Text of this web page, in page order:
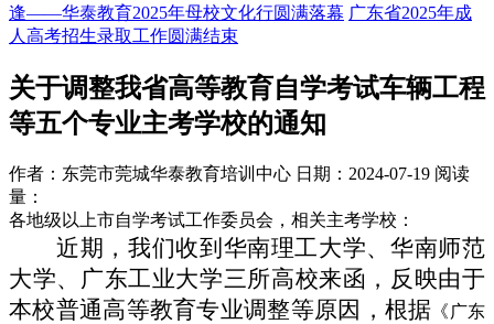
逢——华泰教育2025年母校文化行圆满落幕 广东省2025年成
人高考招生录取工作圆满结束
关于调整我省高等教育自学考试车辆工程
等五个专业主考学校的通知
作者：东莞市莞城华泰教育培训中心 日期：2024-07-19 阅读
量：
各地级以上市自学考试工作委员会 ， 相关主考学校 ：
近期，我们收到华南理工大学、华南师范
大学、广东工业大学三所高校来函，反映由于
本校普通高等教育专业调整等原因，根据 《广东